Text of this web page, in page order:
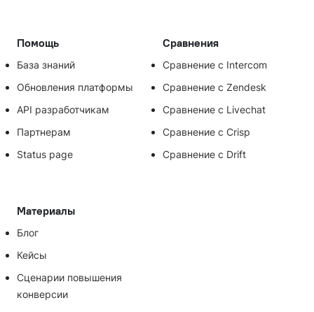
Помощь
База знаний
Обновления платформы
API разработчикам
Партнерам
Status page
Сравнения
Сравнение с Intercom
Сравнение с Zendesk
Сравнение с Livechat
Сравнение с Crisp
Сравнение с Drift
Материалы
Блог
Кейсы
Сценарии повышения
конверсии